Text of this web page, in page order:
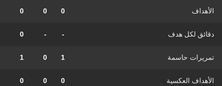
الأهداف 0
0
0
دقائق لكل هدف -
-
0
تمريرات حاسمة 1
0
1
الأهداف العكسية 0
0
0